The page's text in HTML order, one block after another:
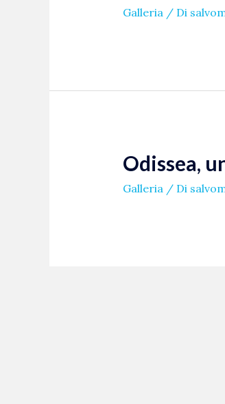
Galleria/ Di
Odissea,
Galleria/ Di